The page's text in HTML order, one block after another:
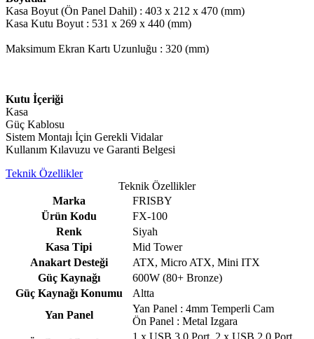
Kasa Boyut (Ön Panel Dahil) : 403 x 212 x 470 (mm)
Kasa Kutu Boyut : 531 x 269 x 440 (mm)
Maksimum Ekran Kartı Uzunluğu : 320 (mm)
Kutu İçeriği
Kasa
Güç Kablosu
Sistem Montajı İçin Gerekli Vidalar
Kullanım Kılavuzu ve Garanti Belgesi
Teknik Özellikler
Teknik Özellikler
Marka
FRISBY
Ürün Kodu
FX-100
Renk
Siyah
Kasa Tipi
Mid Tower
Anakart Desteği
ATX, Micro ATX, Mini ITX
Güç Kaynağı
600W (80+ Bronze)
Güç Kaynağı Konumu
Altta
Yan Panel
Yan Panel : 4mm Temperli Cam
Ön Panel : Metal Izgara
1 x USB 3.0 Port, 2 x USB 2.0 Port,